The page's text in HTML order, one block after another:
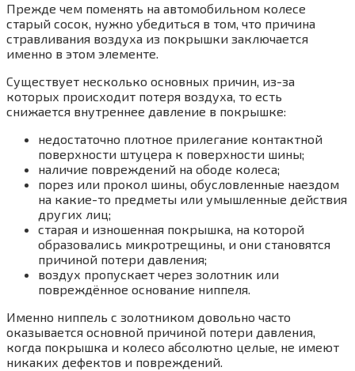
Прежде чем поменять на автомобильном колесе
старый сосок, нужно убедиться в том, что причина
стравливания воздуха из покрышки заключается
именно в этом элементе.
Существует несколько основных причин, из-за
которых происходит потеря воздуха, то есть
снижается внутреннее давление в покрышке:
недостаточно плотное прилегание контактной
поверхности штуцера к поверхности шины;
наличие повреждений на ободе колеса;
порез или прокол шины, обусловленные наездом
на какие-то предметы или умышленные действия
других лиц;
старая и изношенная покрышка, на которой
образовались микротрещины, и они становятся
причиной потери давления;
воздух пропускает через золотник или
повреждённое основание ниппеля.
Именно ниппель с золотником довольно часто
оказывается основной причиной потери давления,
когда покрышка и колесо абсолютно целые, не имеют
никаких дефектов и повреждений.